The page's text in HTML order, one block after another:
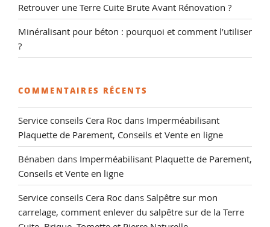
Retrouver une Terre Cuite Brute Avant Rénovation ?
Minéralisant pour béton : pourquoi et comment l’utiliser
?
COMMENTAIRES RÉCENTS
Service conseils Cera Roc dans Imperméabilisant
Plaquette de Parement, Conseils et Vente en ligne
Bénaben dans Imperméabilisant Plaquette de Parement,
Conseils et Vente en ligne
Service conseils Cera Roc dans Salpêtre sur mon
carrelage, comment enlever du salpêtre sur de la Terre